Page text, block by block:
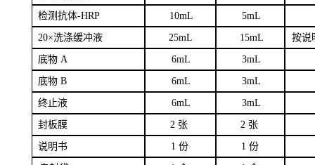
检测抗体-HRP 10mL 5mL
20×洗涤缓冲液 25mL 15mL 按说
底物A 6mL 3mL
底物B 6mL 3mL
终止液 6mL 3mL
封板膜 2 张 2 张
说明书 1 份 1 份